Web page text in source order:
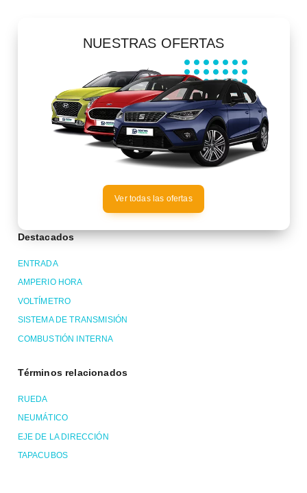
NUESTRAS OFERTAS
Ver todas las ofertas
Destacados
ENTRADA
AMPERIO HORA
VOLTÍMETRO
SISTEMA DE TRANSMISIÓN
COMBUSTIÓN INTERNA
Términos relacionados
RUEDA
NEUMÁTICO
EJE DE LA DIRECCIÓN
TAPACUBOS